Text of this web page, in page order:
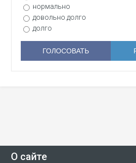
нормально
довольно долго
долго
О сайте